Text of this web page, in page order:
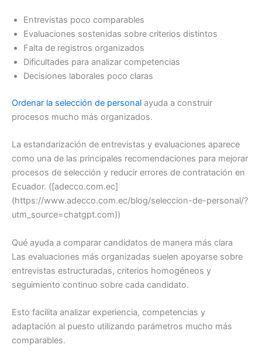
Entrevistas poco comparables
Evaluaciones sostenidas sobre criterios distintos
Falta de registros organizados
Dificultades para analizar competencias
Decisiones laborales poco claras
Ordenar la selección de personal ayuda a construir
procesos mucho más organizados.
La estandarización de entrevistas y evaluaciones aparece
como una de las principales recomendaciones para mejorar
procesos de selección y reducir errores de contratación en
Ecuador. ([adecco.com.ec]
(https://www.adecco.com.ec/blog/seleccion-de-personal/?
utm_source=chatgpt.com))
Qué ayuda a comparar candidatos de manera más clara
Las evaluaciones más organizadas suelen apoyarse sobre
entrevistas estructuradas, criterios homogéneos y
seguimiento continuo sobre cada candidato.
Esto facilita analizar experiencia, competencias y
adaptación al puesto utilizando parámetros mucho más
comparables.